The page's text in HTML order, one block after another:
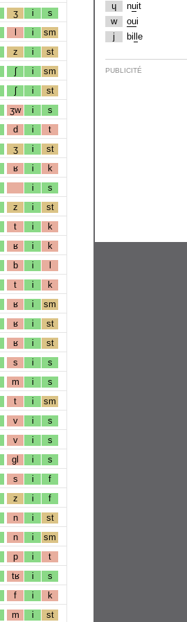
ʒ i s
l i sm
z i st
ʃ i sm
ʃ i st
ʒw i s
d i t
ʒ i st
ʁ i k
i s
z i st
t i k
ʁ i k
b i l
t i k
ʁ i sm
ʁ i st
ʁ i st
s i s
m i s
t i sm
v i s
v i s
gl i s
s i f
z i f
n i st
n i sm
p i t
tʁ i s
f i k
m i st
ɥ
nuit
w
oui
j
bi e
PUBLICITÉ